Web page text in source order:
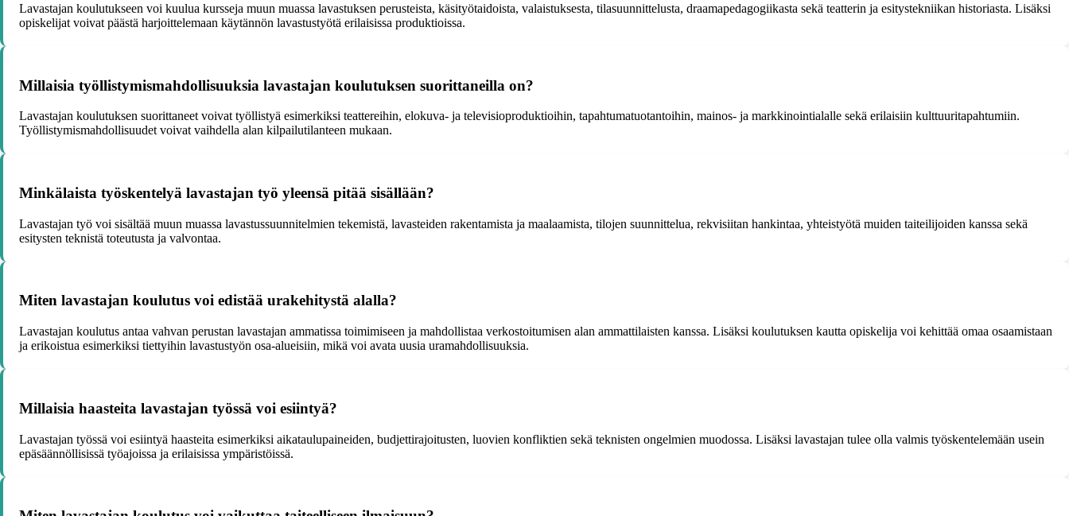
Lavastajan koulutukseen voi kuulua kursseja muun muassa lavastuksen perusteista, käsityötaidoista, valaistuksesta, tilasuunnittelusta, draamapedagogiikasta sekä teatterin ja esitystekniikan historiasta. Lisäksi
opiskelijat voivat päästä harjoittelemaan käytännön lavastustyötä erilaisissa produktioissa.
Millaisia työllistymismahdollisuuksia lavastajan koulutuksen suorittaneilla on?
Lavastajan koulutuksen suorittaneet voivat työllistyä esimerkiksi teattereihin, elokuva- ja televisioproduktioihin, tapahtumatuotantoihin, mainos- ja markkinointialalle sekä erilaisiin kulttuuritapahtumiin.
Työllistymismahdollisuudet voivat vaihdella alan kilpailutilanteen mukaan.
Minkälaista työskentelyä lavastajan työ yleensä pitää sisällään?
Lavastajan työ voi sisältää muun muassa lavastussuunnitelmien tekemistä, lavasteiden rakentamista ja maalaamista, tilojen suunnittelua, rekvisiitan hankintaa, yhteistyötä muiden taiteilijoiden kanssa sekä
esitysten teknistä toteutusta ja valvontaa.
Miten lavastajan koulutus voi edistää urakehitystä alalla?
Lavastajan koulutus antaa vahvan perustan lavastajan ammatissa toimimiseen ja mahdollistaa verkostoitumisen alan ammattilaisten kanssa. Lisäksi koulutuksen kautta opiskelija voi kehittää omaa osaamistaan
ja erikoistua esimerkiksi tiettyihin lavastustyön osa-alueisiin, mikä voi avata uusia uramahdollisuuksia.
Millaisia haasteita lavastajan työssä voi esiintyä?
Lavastajan työssä voi esiintyä haasteita esimerkiksi aikataulupaineiden, budjettirajoitusten, luovien konfliktien sekä teknisten ongelmien muodossa. Lisäksi lavastajan tulee olla valmis työskentelemään usein
epäsäännöllisissä työajoissa ja erilaisissa ympäristöissä.